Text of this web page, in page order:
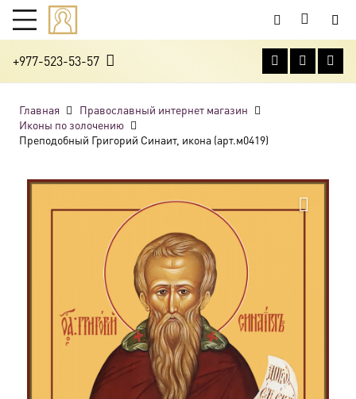
+977-523-53-57
Главная
Православный интернет магазин
Иконы по золочению
Преподобный Григорий Синаит, икона (арт.м0419)